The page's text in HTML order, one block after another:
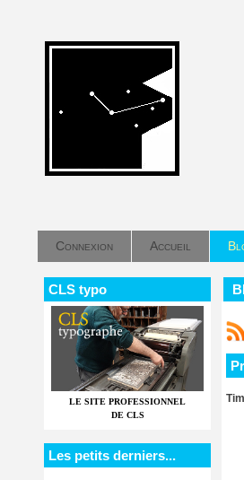
Connexion Accueil
CLS typo
LE SITE PROFESSIONNEL
DE CLS
Les petits derniers...